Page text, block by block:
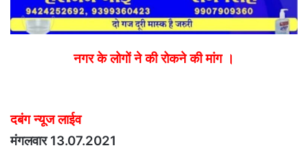
नगर के लोगों ने की रोकने की मांग ।
दबंग न्यूज लाईव
मंगलवार 13.07.2021